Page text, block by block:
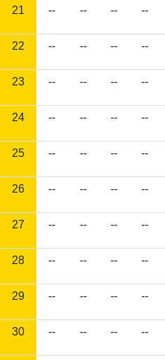
21 -- -- -- --
22 -- -- -- --
23 -- -- -- --
24 -- -- -- --
25 -- -- -- --
26 -- -- -- --
27 -- -- -- --
28 -- -- -- --
29 -- -- -- --
30 -- -- -- --